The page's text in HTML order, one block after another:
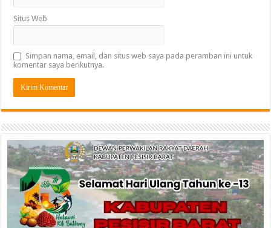
Situs Web
Simpan nama, email, dan situs web saya pada peramban ini untuk
komentar saya berikutnya.